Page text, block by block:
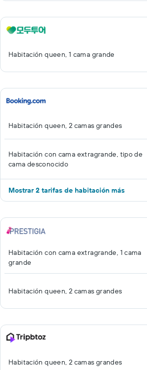
Habitación queen, 1 cama grande
Habitación queen, 2 camas grandes
Habitación con cama extragrande, tipo de
cama desconocido
Mostrar 2 tarifas de habitación más
Habitación con cama extragrande, 1 cama
grande
Habitación queen, 2 camas grandes
Habitación queen, 2 camas grandes